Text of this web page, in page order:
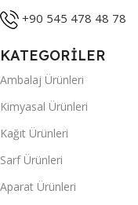
+90 545 478 48 78
KATEGORİLER
Ambalaj Ürünleri
Kimyasal Ürünleri
Kağıt Ürünleri
Sarf Ürünleri
Aparat Ürünleri